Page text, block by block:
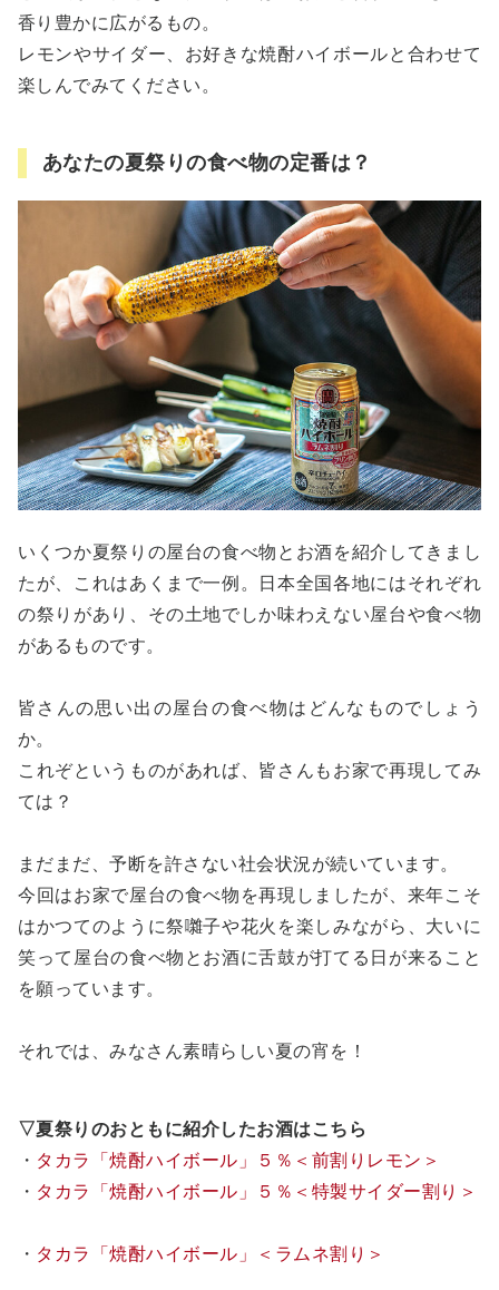
香り豊かに広がるもの。
レモンやサイダー、お好きな焼酎ハイボールと合わせて
楽しんでみてください。
あなたの夏祭りの食べ物の定番は？
いくつか夏祭りの屋台の食べ物とお酒を紹介してきまし
たが、これはあくまで一例。日本全国各地にはそれぞれ
の祭りがあり、その土地でしか味わえない屋台や食べ物
があるものです。
皆さんの思い出の屋台の食べ物はどんなものでしょう
か。
これぞというものがあれば、皆さんもお家で再現してみ
ては？
まだまだ、予断を許さない社会状況が続いています。
今回はお家で屋台の食べ物を再現しましたが、来年こそ
はかつてのように祭囃子や花火を楽しみながら、大いに
笑って屋台の食べ物とお酒に舌鼓が打てる日が来ること
を願っています。
それでは、みなさん素晴らしい夏の宵を！
▽夏祭りのおともに紹介したお酒はこちら
・ タカラ「焼酎ハイボール」５％＜前割りレモン＞
・ タカラ「焼酎ハイボール」５％＜特製サイダー割り＞
・ タカラ「焼酎ハイボール」＜ラムネ割り＞